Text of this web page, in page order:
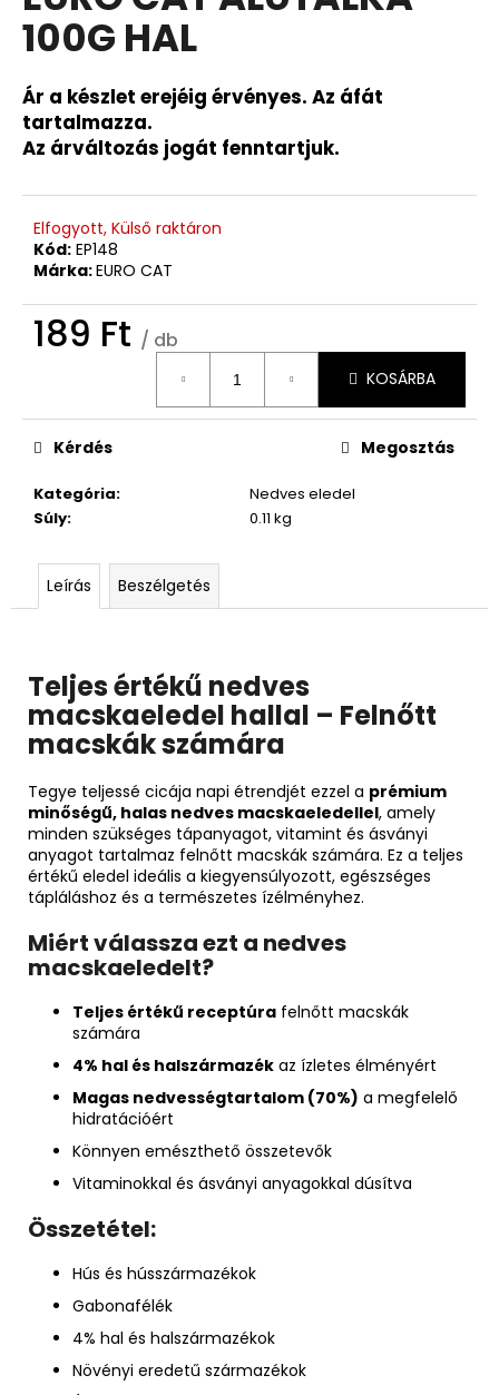
5-
ből
csillag.
100G HAL
Ár a készlet erejéig érvényes. Az áfát
tartalmazza.
Az árváltozás jogát fenntartjuk.
Elfogyott, Külső raktáron
Kód: EP148
Márka:EURO CAT
189 Ft / db
KOSÁRBA
Kategória:
Nedves eledel
Súly: 0.11 kg
Kérdés Megosztás
Leírás Beszélgetés
Teljes értékű nedves
macskaeledel hallal – Felnőtt
macskák számára
Tegye teljessé cicája napi étrendjét ezzel a prémium
minőségű, halas nedves macskaeledellel, amely
minden szükséges tápanyagot, vitamint és ásványi
anyagot tartalmaz felnőtt macskák számára. Ez a teljes
értékű eledel ideális a kiegyensúlyozott, egészséges
tápláláshoz és a természetes ízélményhez.
Miért válassza ezt a nedves
macskaeledelt?
Teljes értékű receptúra felnőtt macskák
számára
4% hal és halszármazék az ízletes élményért
Magas nedvességtartalom (70%) a megfelelő
hidratációért
Könnyen emészthető összetevők
Vitaminokkal és ásványi anyagokkal dúsítva
Összetétel:
Hús és hússzármazékok
Gabonafélék
4% hal és halszármazékok
Növényi eredetű származékok